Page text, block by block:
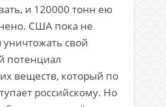
и 120000 тонн ею
США пока не
уничтожать свой
потенциал
веществ, который по
российскому. Но